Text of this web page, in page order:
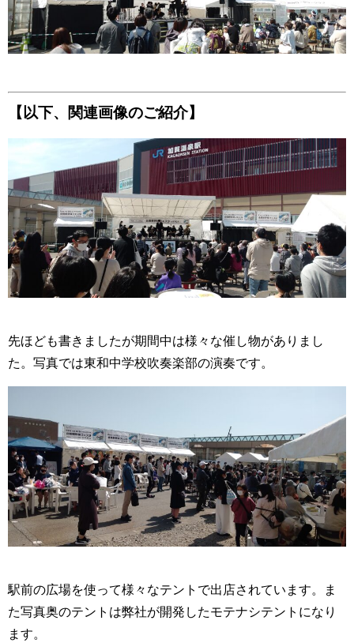
【以下、関連画像のご紹介】
先ほども書きましたが期間中は様々な催し物がありまし
た。写真では東和中学校吹奏楽部の演奏です。
駅前の広場を使って様々なテントで出店されています。ま
た写真奥のテントは弊社が開発したモテナシテントになり
ます。